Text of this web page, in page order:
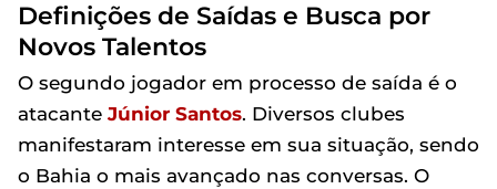
Definições de Saídas e Busca por
Novos Talentos
O segundo jogador em processo de saída é o
atacante Júnior Santos. Diversos clubes
manifestaram interesse em sua situação, sendo
o Bahia o mais avançado nas conversas. O